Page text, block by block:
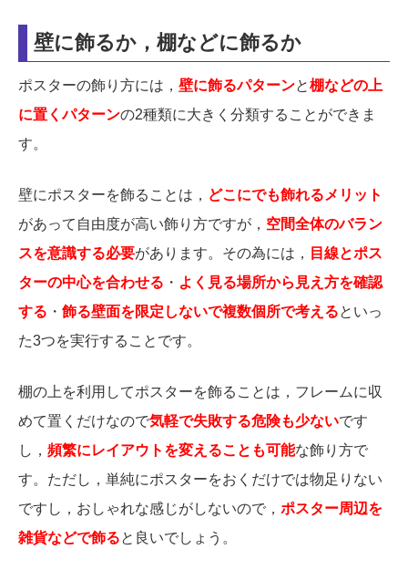
壁に飾るか，棚などに飾るか
ポスターの飾り方には， 壁に飾るパターンと棚などの上
に置くパターンの2種類に大きく分類することができま
す。
壁にポスターを飾ることは， どこにでも飾れるメリット
があって自由度が高い飾り方ですが， 空間全体のバラン
スを意識する必要があります。その為には，
目線とポス
ターの中心を合わせる ・ よく見る場所から見え方を確認
する ・ 飾る壁面を限定しないで複数個所で考えるといっ
た3つを実行することです。
棚の上を利用してポスターを飾ることは，フレームに収
めて置くだけなので気軽で失敗する危険も少ないです
し， 頻繁にレイアウトを変えることも可能な飾り方で
す。ただし，単純にポスターをおくだけでは物足りない
ですし，おしゃれな感じがしないので， ポスター周辺を
雑貨などで飾ると良いでしょう。